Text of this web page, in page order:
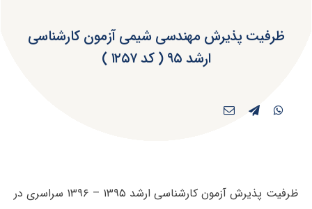
ظرفیت پذیرش مهندسی شیمی آزمون کارشناسی
ارشد ۹۵ ( کد ۱۲۵۷ )
ظرفیت پذیرش آزمون کارشناسی ارشد ۱۳۹۵ – ۱۳۹۶ سراسری در